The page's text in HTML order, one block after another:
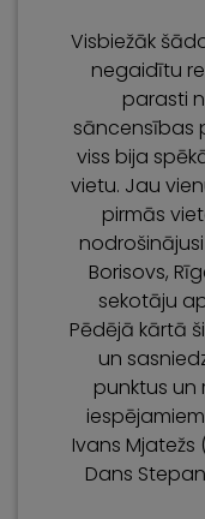
Visbiežāk
negaidītu
parasti
sāncensības
viss bija
vietu. Jau
pirmās
Borisovs,
sekotāju
Pēdējā kārtā
un
punktus un
Ivans Mjatežs
Dans